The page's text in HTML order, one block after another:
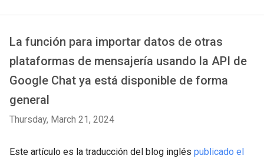
La función para importar datos de otras
plataformas de mensajería usando la API de
Google Chat ya está disponible de forma
general
Thursday, March 21, 2024
Este artículo es la traducción del blog inglés publicado el